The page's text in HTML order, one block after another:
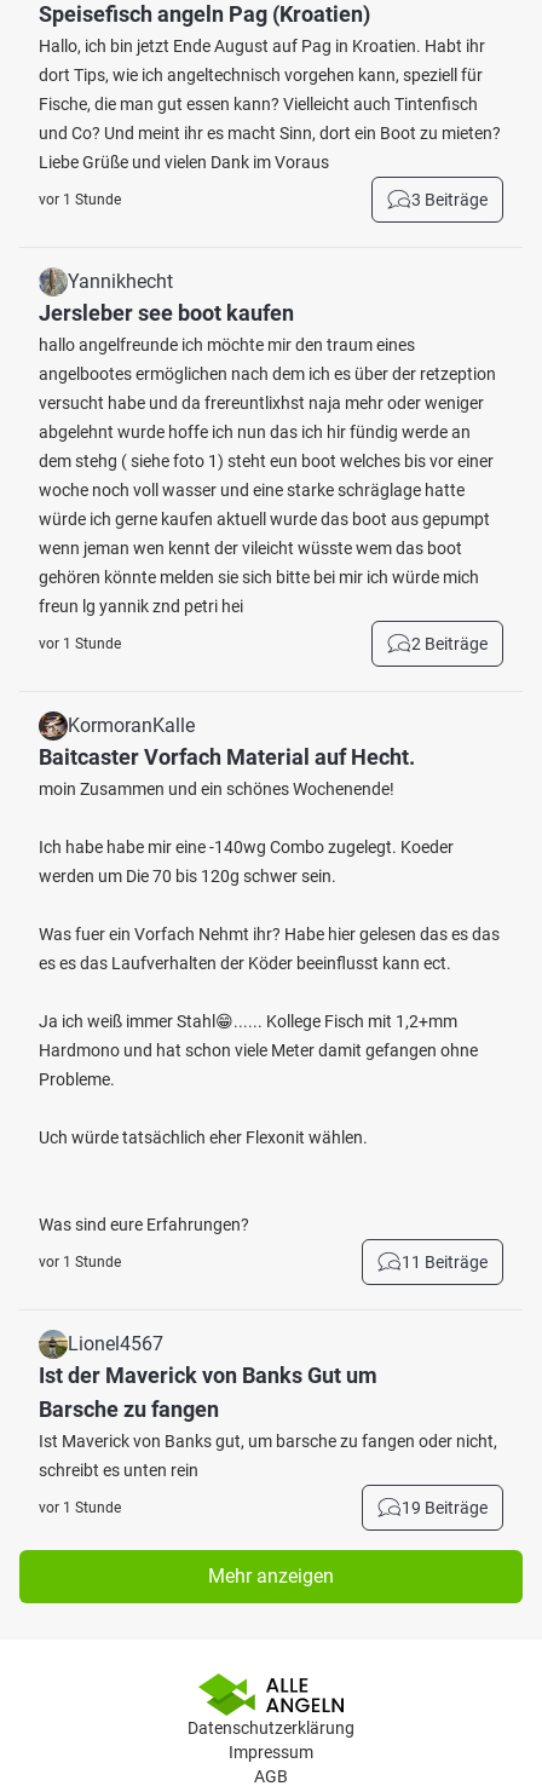
Speisefisch angeln Pag (Kroatien)
Hallo, ich bin jetzt Ende August auf Pag in Kroatien. Habt ihr
dort Tips, wie ich angeltechnisch vorgehen kann, speziell für
Fische, die man gut essen kann? Vielleicht auch Tintenfisch
und Co? Und meint ihr es macht Sinn, dort ein Boot zu mieten?
Liebe Grüße und vielen Dank im Voraus
vor 1 Stunde 3 Beiträge
Yannikhecht
Jersleber see boot kaufen
hallo angelfreunde ich möchte mir den traum eines
angelbootes ermöglichen nach dem ich es über der retzeption
versucht habe und da frereuntlixhst naja mehr oder weniger
abgelehnt wurde hoffe ich nun das ich hir fündig werde an
dem stehg ( siehe foto 1) steht eun boot welches bis vor einer
woche noch voll wasser und eine starke schräglage hatte
würde ich gerne kaufen aktuell wurde das boot aus gepumpt
wenn jeman wen kennt der vileicht wüsste wem das boot
gehören könnte melden sie sich bitte bei mir ich würde mich
freun lg yannik znd petri hei
vor 1 Stunde 2 Beiträge
KormoranKalle
Baitcaster Vorfach Material auf Hecht.
moin Zusammen und ein schönes Wochenende!
Ich habe habe mir eine -140wg Combo zugelegt. Koeder
werden um Die 70 bis 120g schwer sein.
Was fuer ein Vorfach Nehmt ihr? Habe hier gelesen das es das
es es das Laufverhalten der Köder beeinflusst kann ect.
Ja ich weiß immer Stahl😁...... Kollege Fisch mit 1,2+mm
Hardmono und hat schon viele Meter damit gefangen ohne
Probleme.
Uch würde tatsächlich eher Flexonit wählen.
Was sind eure Erfahrungen?
vor 1 Stunde 11 Beiträge
Lionel4567
Ist der Maverick von Banks Gut um
Barsche zu fangen
Ist Maverick von Banks gut, um barsche zu fangen oder nicht,
schreibt es unten rein
vor 1 Stunde 19 Beiträge
Mehr anzeigen
Datenschutzerklärung
Impressum
AGB